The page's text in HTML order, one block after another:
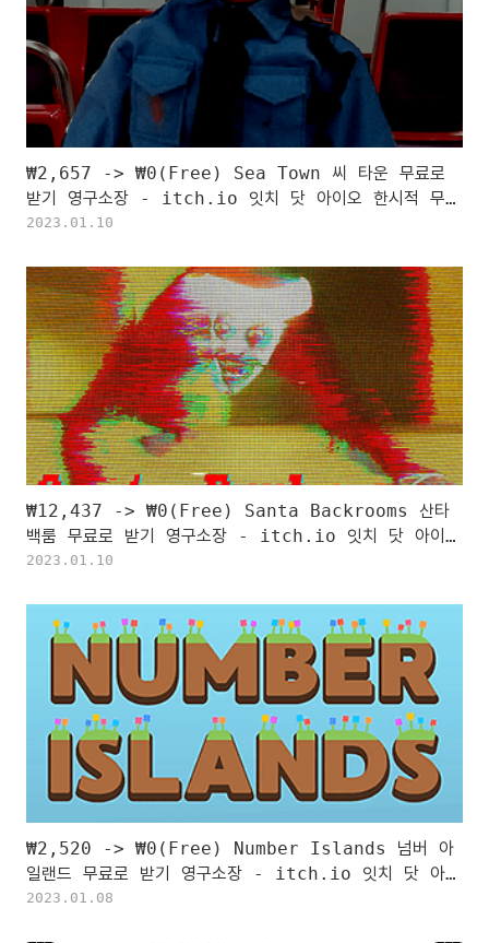
₩2,657 -> ₩0(Free) Sea Town 씨 타운 무료로
받기 영구소장 - itch.io 잇치 닷 아이오 한시적 무료
소장하기
2023.01.10
₩12,437 -> ₩0(Free) Santa Backrooms 산타
백룸 무료로 받기 영구소장 - itch.io 잇치 닷 아이오
한시적 무료 소장하기
2023.01.10
₩2,520 -> ₩0(Free) Number Islands 넘버 아
일랜드 무료로 받기 영구소장 - itch.io 잇치 닷 아이
오 한시적 무료 소장하기
2023.01.08